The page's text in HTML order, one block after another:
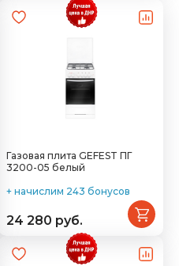
Газовая плита GEFEST ПГ
3200-05 белый
+ начислим 243 бонусов
24 280 руб.